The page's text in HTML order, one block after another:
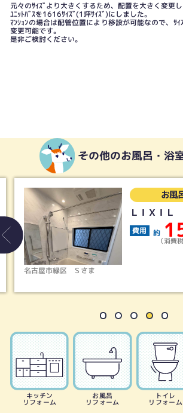
元々のｻｲｽﾞより大きくするため、配置を大きく変更し
ﾕﾆｯﾄﾊﾞｽを1616ｻｲｽﾞ(1坪ｻｲｽﾞ)にしました。
ﾏﾝｼｮﾝの場合は配管位置により移設が可能なので、ｻｲ
変更可能です。
是非ご検討ください。
その他のお風呂・浴
風呂・浴室
スパージュ
万円
費税、諸経費含む）
キッチン
リフォーム
お風呂
リフォーム
トイレ
リフォーム